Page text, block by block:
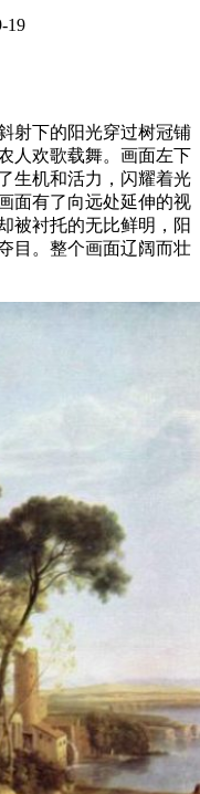
19
射下的阳光穿过树冠铺
人欢歌载舞。画面左下
生机和活力，闪耀着光
面有了向远处延伸的视
被衬托的无比鲜明，阳
目。整个画面辽阔而壮